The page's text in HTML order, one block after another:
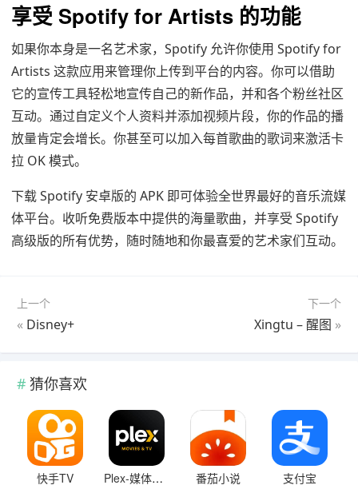
享受 Spotify for Artists 的功能
如果你本身是一名艺术家，Spotify 允许你使用 Spotify for
Artists 这款应用来管理你上传到平台的内容。你可以借助
它的宣传工具轻松地宣传自己的新作品，并和各个粉丝社区
互动。通过自定义个人资料并添加视频片段，你的作品的播
放量肯定会增长。你甚至可以加入每首歌曲的歌词来激活卡
拉 OK 模式。
下载 Spotify 安卓版的 APK 即可体验全世界最好的音乐流媒
体平台。收听免费版本中提供的海量歌曲，并享受 Spotify
高级版的所有优势，随时随地和你最喜爱的艺术家们互动。
上一个
« Disney+
下一个
Xingtu – 醒图 »
猜你喜欢
快手TV Plex-媒体服务器软件 番茄小说 支付宝